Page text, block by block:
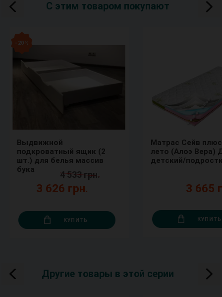
С этим товаром покупают
- 20 %
Выдвижной
подкроватный ящик (2
шт.) для белья массив
бука
3 626 грн.
4 533 грн.
КУПИТЬ
Матрас Сейв
лето (Алоэ Вера)
детский/
3 665
КУПИТЬ
Другие товары в этой серии